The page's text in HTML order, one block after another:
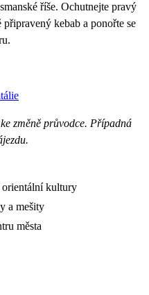
říše. Ochutnejte pravý
kebab a ponořte se
změně průvodce. Případná
kultury
a mešity
města